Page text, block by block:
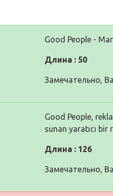
Good People -
Длина : 50
Замечательно,
Good People,
sunan yaratıcı bir
Длина : 126
Замечательно,